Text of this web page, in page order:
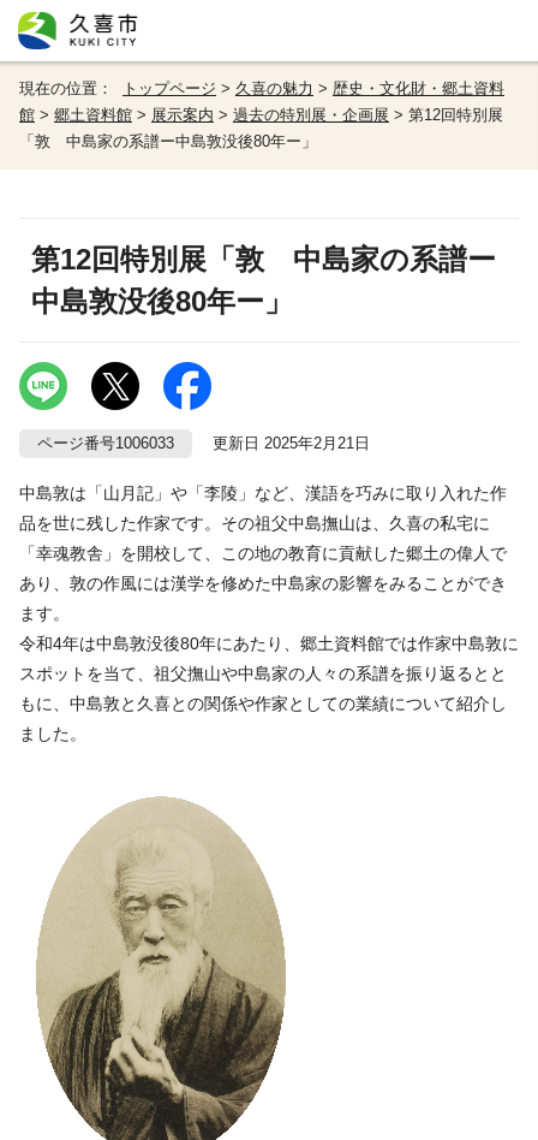
現在の位置： トップページ > 久喜の魅力 > 歴史・文化財・郷土資料
館 > 郷土資料館 > 展示案内 > 過去の特別展・企画展 > 第12回特別展
「敦 中島家の系譜ー中島敦没後80年ー」
第12回特別展「敦 中島家の系譜ー
中島敦没後80年ー」
ページ番号1006033 更新日 2025年2月21日
中島敦は「山月記」や「李陵」など、漢語を巧みに取り入れた作
品を世に残した作家です。その祖父中島撫山は、久喜の私宅に
「幸魂教舎」を開校して、この地の教育に貢献した郷土の偉人で
あり、敦の作風には漢学を修めた中島家の影響をみることができ
ます。
令和4年は中島敦没後80年にあたり、郷土資料館では作家中島敦に
スポットを当て、祖父撫山や中島家の人々の系譜を振り返るとと
もに、中島敦と久喜との関係や作家としての業績について紹介し
ました。